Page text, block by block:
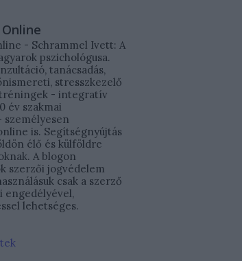
- Schrammel Ivett: A
pszichológusa.
tanácsadás,
stresszkezelő
- integratív
év szakmai
személyesen
is. Segítségnyújtás
élő és külföldre
A blogon
szerzői jogvédelem
csak a szerző
engedélyével,
lehetséges.